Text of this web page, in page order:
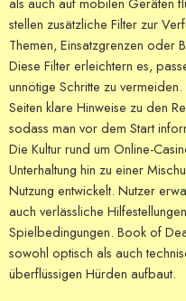
stellen zusätzliche Filter zur
Themen, Einsatzgrenzen oder
Diese Filter erleichtern es,
unnötige Schritte zu
Seiten klare Hinweise zu den
sodass man vor dem Start
Die Kultur rund um Online-
Unterhaltung hin zu einer
Nutzung entwickelt. Nutzer
auch verlässliche
Spielbedingungen. Book of
sowohl optisch als auch
überflüssigen Hürden aufbaut.